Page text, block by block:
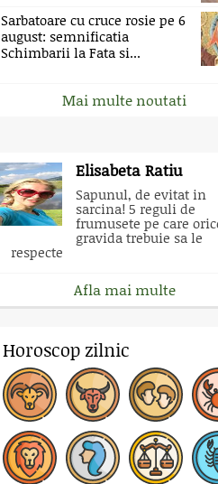
Sarbatoare cu cruce rosie pe 6
august: semnificatia
Schimbarii la Fata si...
Mai multe noutati
Elisabeta Ratiu
Sapunul, de evitat in
sarcina! 5 reguli de
frumusete pe care
gravida trebuie sa le
respecte
Afla mai multe
Horoscop zilnic